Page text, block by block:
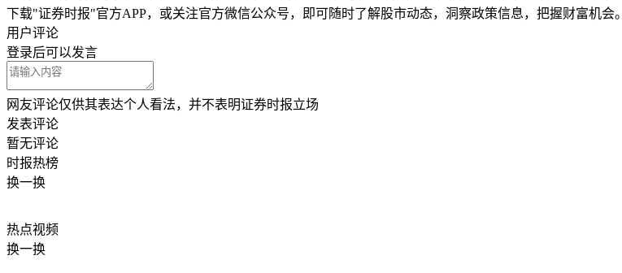
下载"证券时报"官方APP，或关注官方微信公众号，即可随时了解股市动态，洞察政策信息，把握财富机会。
用户评论
登录后可以发言
网友评论仅供其表达个人看法，并不表明证券时报立场
发表评论
暂无评论
时报热榜
换一换
热点视频
换一换